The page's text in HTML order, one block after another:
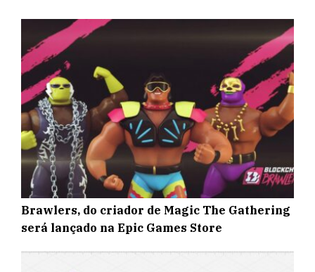
Brawlers, do criador de Magic The Gathering
será lançado na Epic Games Store